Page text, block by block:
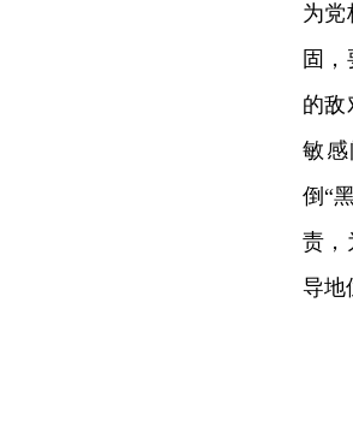
为党
固
的敌
敏
倒“
责，
导地